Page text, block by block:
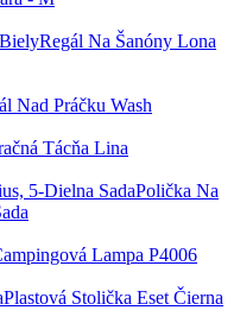
Regál Na Šanóny Lona
Nad Práčku Wash
Tácňa Lina
Polička Na
Lampa P4006
Plastová Stolička Eset Čierna